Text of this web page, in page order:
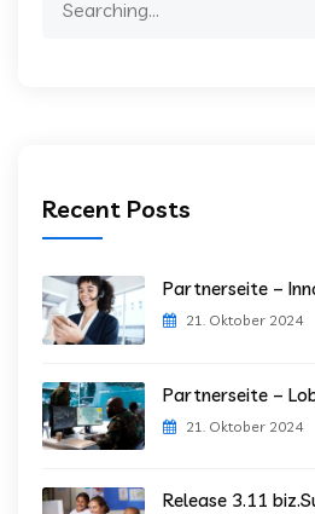
Recent Posts
Partnerseite –
21. Oktober 2024
Partnerseite –
21. Oktober 2024
Release 3.11